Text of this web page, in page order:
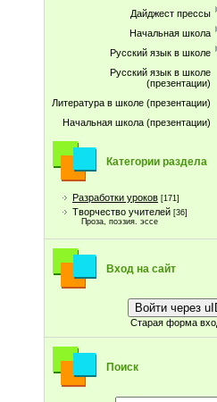
Дайджест прессы
Начальная школа
Русский язык в школе
Русский язык в школе
(презентации)
Литература в школе (презентации)
Начальная школа (презентации)
Категории раздела
Разработки уроков [171]
Творчество учителей [36]
Проза, поэзия. эссе
Вход на сайт
Войти через
Старая форма
Поиск